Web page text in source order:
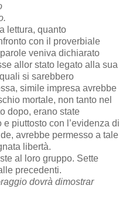
lettura, quanto
con il proverbiale
veniva dichiarato
allor stato legato alla sua
si sarebbero
simile impresa avrebbe
mortale, non tanto nel
dopo, erano state
piuttosto con l’evidenza di
avrebbe permesso a tale
libertà.
al loro gruppo. Sette
precedenti.
dovrà dimostrar